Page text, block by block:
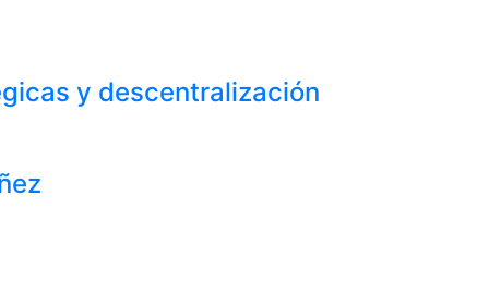
y descentralización